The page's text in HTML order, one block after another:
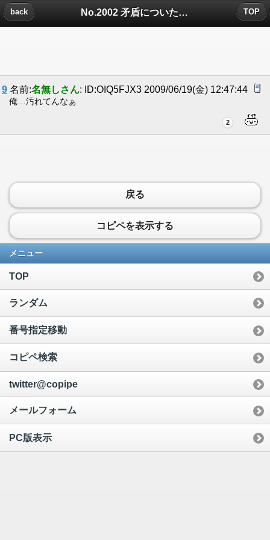
No.2002 矛盾についたコメント
back TOP
9 名前:名無しさん: ID:OIQ5FJX3 2009/06/19(金) 12:47:44
俺…汚れてんなぁ
2
戻る
コピペを表示する
メニュー
TOP
ランダム
番号指定移動
コピペ検索
twitter@copipe
メールフォーム
PC版表示